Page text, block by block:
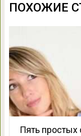
ПОХОЖИЕ
Пять простых